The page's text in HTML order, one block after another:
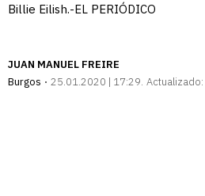
Billie Eilish.-EL PERIÓDICO
JUAN MANUEL FREIRE
Burgos
25.01.2020 | 17:29 Actualizado: